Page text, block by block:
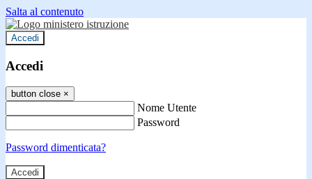
Salta al contenuto
Accedi
Accedi
button close ×
Nome Utente
Password
Password dimenticata?